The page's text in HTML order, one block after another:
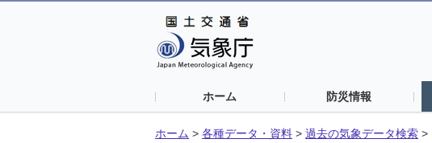
ホーム 防災情報
ホーム > 各種データ・資料 > 過去の気象データ検索 >